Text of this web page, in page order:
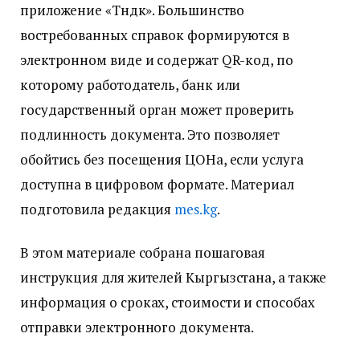
приложение «Түндүк». Большинство
востребованных справок формируются в
электронном виде и содержат QR-код, по
которому работодатель, банк или
государственный орган может проверить
подлинность документа. Это позволяет
обойтись без посещения ЦОНа, если услуга
доступна в цифровом формате. Материал
подготовила редакция mes.kg.
В этом материале собрана пошаговая
инструкция для жителей Кыргызстана, а также
информация о сроках, стоимости и способах
отправки электронного документа.